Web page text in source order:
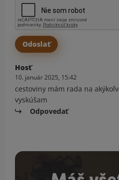
Hosť
10. január 2025, 15:42
cestoviny mám rada na
vyskúšam
Odpovedať